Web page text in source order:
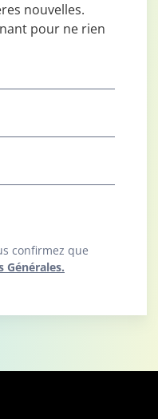
nouvelles.
pour ne rien
confirmez que
Générales.